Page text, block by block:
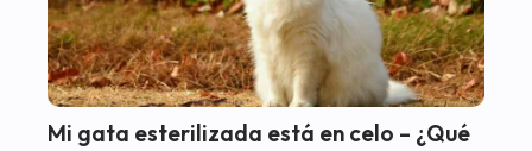
Mi gata esterilizada está en celo – ¿Qué